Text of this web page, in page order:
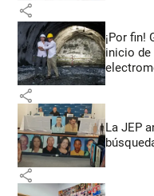
share
¡Por fin!
inicio de
share
La JEP
share